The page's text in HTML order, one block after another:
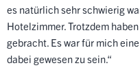
es natürlich sehr schwierig
Hotelzimmer. Trotzdem
gebracht. Es war für mich
dabei gewesen zu sein.“